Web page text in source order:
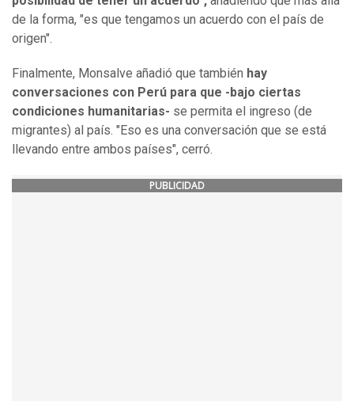
de la forma, "es que tengamos un acuerdo con el país de
origen".
Finalmente, Monsalve añadió que también hay
conversaciones con Perú para que -bajo ciertas
condiciones humanitarias- se permita el ingreso (de
migrantes) al país. "Eso es una conversación que se está
llevando entre ambos países", cerró.
PUBLICIDAD